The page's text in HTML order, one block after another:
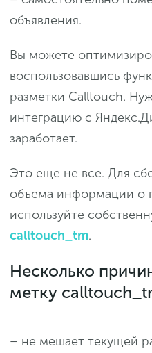
объявления.
Вы можете
воспользовавшись
разметки Calltouch.
интеграцию с
заработает.
Это еще не все. Для
объема информации о
используйте
calltouch_tm.
Несколько
метку
– не мешает текущей